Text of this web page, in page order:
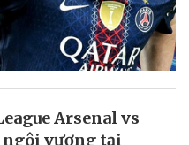
Arsenal vs
ngôi vương tại